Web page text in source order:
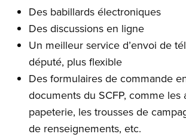
Des babillards électroniques
Des discussions en ligne
Un meilleur service d’envoi de
député, plus flexible
Des formulaires de commande
documents du SCFP, comme les
papeterie, les trousses de
de renseignements, etc.